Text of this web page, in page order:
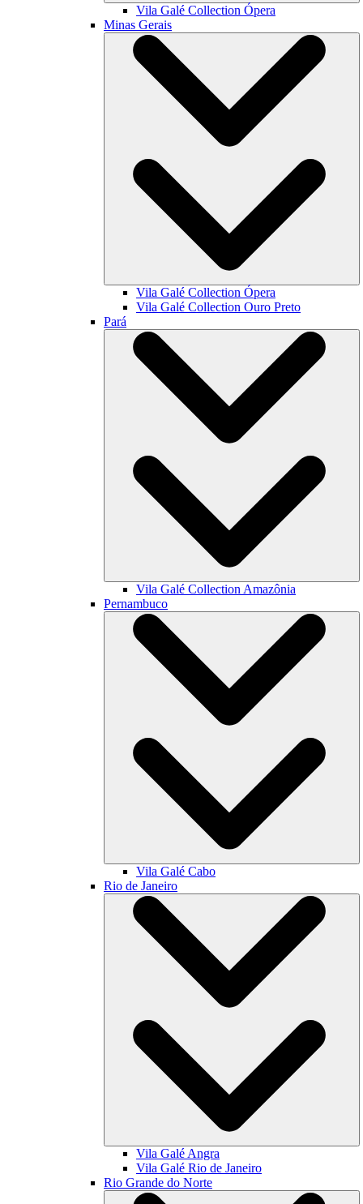
Vila Galé Collection Ópera
Minas Gerais
Vila Galé Collection Ópera
Vila Galé Collection Ouro Preto
Pará
Vila Galé Collection Amazônia
Pernambuco
Vila Galé Cabo
Rio de Janeiro
Vila Galé Angra
Vila Galé Rio de Janeiro
Rio Grande do Norte